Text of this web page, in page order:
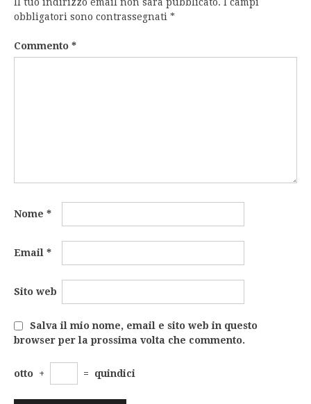
Il tuo indirizzo email non sarà pubblicato. I campi
obbligatori sono contrassegnati *
Commento *
Nome *
Email *
Sito web
Salva il mio nome, email e sito web in questo
browser per la prossima volta che commento.
otto + = quindici